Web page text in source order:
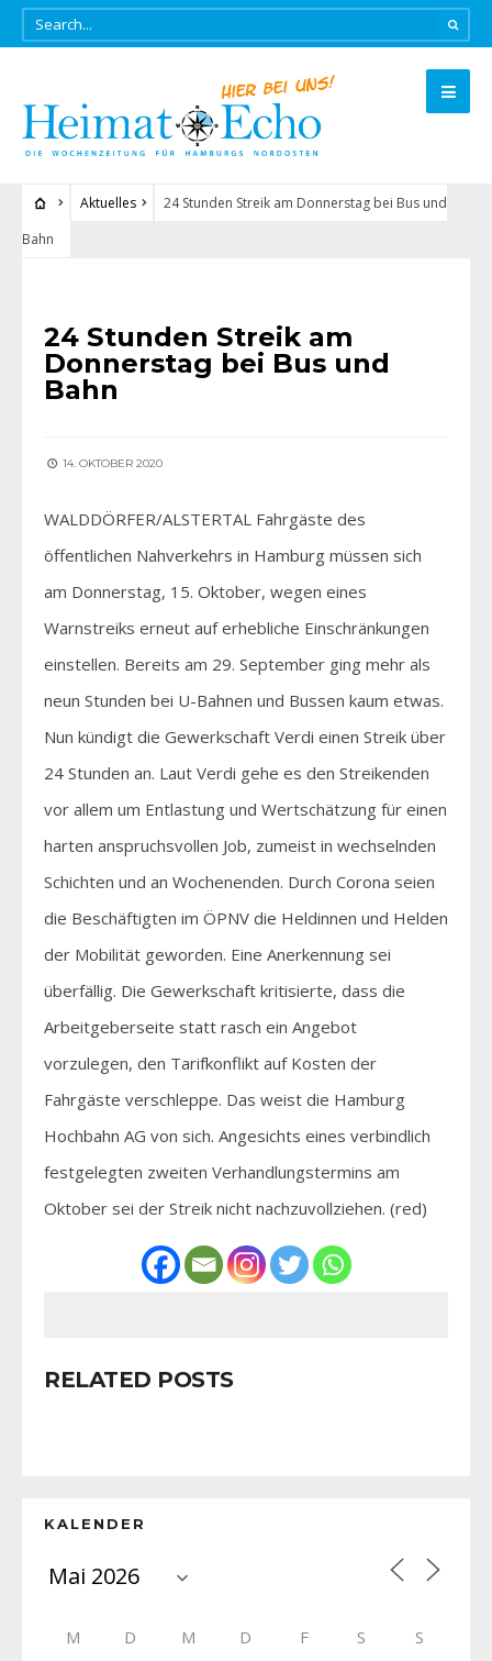
Aktuelles
24 Stunden Streik am Donnerstag bei Bus und
Bahn
24 Stunden Streik am
Donnerstag bei Bus und
Bahn
14. OKTOBER 2020
WALDDÖRFER/ALSTERTAL Fahrgäste des
öffentlichen Nahverkehrs in Hamburg müssen sich
am Donnerstag, 15. Oktober, wegen eines
Warnstreiks erneut auf erhebliche Einschränkungen
einstellen. Bereits am 29. September ging mehr als
neun Stunden bei U-Bahnen und Bussen kaum etwas.
Nun kündigt die Gewerkschaft Verdi einen Streik über
24 Stunden an. Laut Verdi gehe es den Streikenden
vor allem um Entlastung und Wertschätzung für einen
harten anspruchsvollen Job, zumeist in wechselnden
Schichten und an Wochenenden. Durch Corona seien
die Beschäftigten im ÖPNV die Heldinnen und Helden
der Mobilität geworden. Eine Anerkennung sei
überfällig. Die Gewerkschaft kritisierte, dass die
Arbeitgeberseite statt rasch ein Angebot
vorzulegen, den Tarifkonflikt auf Kosten der
Fahrgäste verschleppe. Das weist die Hamburg
Hochbahn AG von sich. Angesichts eines verbindlich
festgelegten zweiten Verhandlungstermins am
Oktober sei der Streik nicht nachzuvollziehen. (red)
RELATED POSTS
KALENDER
M D M D F S S